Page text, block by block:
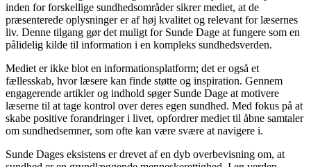
inden for forskellige sundhedsområder sikrer mediet, at de
præsenterede oplysninger er af høj kvalitet og relevant for læsernes
liv. Denne tilgang gør det muligt for Sunde Dage at fungere som en
pålidelig kilde til information i en kompleks sundhedsverden.
Mediet er ikke blot en informationsplatform; det er også et
fællesskab, hvor læsere kan finde støtte og inspiration. Gennem
engagerende artikler og indhold søger Sunde Dage at motivere
læserne til at tage kontrol over deres egen sundhed. Med fokus på at
skabe positive forandringer i livet, opfordrer mediet til åbne samtaler
om sundhedsemner, som ofte kan være svære at navigere i.
Sunde Dages eksistens er drevet af en dyb overbevisning om, at